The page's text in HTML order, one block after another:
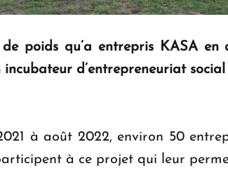
de poids qu’a entrepris KASA
incubateur d’entrepreneuriat
à août 2022, environ 50
à ce projet qui leur